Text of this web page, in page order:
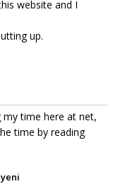
website and I
up.
time here at net,
time by reading